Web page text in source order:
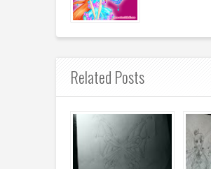
Related Posts